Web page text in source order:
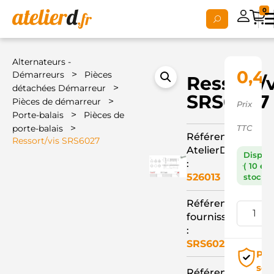
0
Alternateurs -
Démarreurs
>
Pièces
détachées Démarreur
>
Pièces de démarreur >
Porte-balais >
Pièces de
porte-balais
>
Ressort/vis SRS6027
Ressort/
SRS6027
Référence
AtelierD
:
526013
Référence
fournisseur
:
SRS6027
0,42
Prix
TTC
( 10 en
stock )